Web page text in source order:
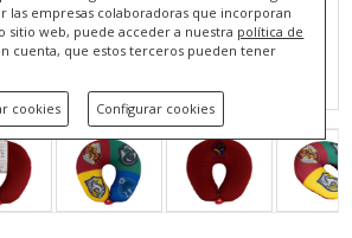
las empresas colaboradoras que incorporan
sitio web, puede acceder a nuestra política de
cuenta, que estos terceros pueden tener
cookies Configurar cookies